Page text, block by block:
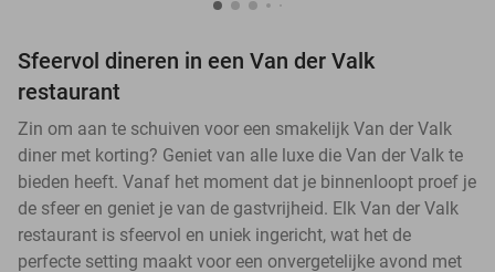
Sfeervol dineren in een Van der Valk
restaurant
Zin om aan te schuiven voor een smakelijk Van der Valk
diner met korting? Geniet van alle luxe die Van der Valk te
bieden heeft. Vanaf het moment dat je binnenloopt proef je
de sfeer en geniet je van de gastvrijheid. Elk Van der Valk
restaurant is sfeervol en uniek ingericht, wat het de
perfecte setting maakt voor een onvergetelijke avond met